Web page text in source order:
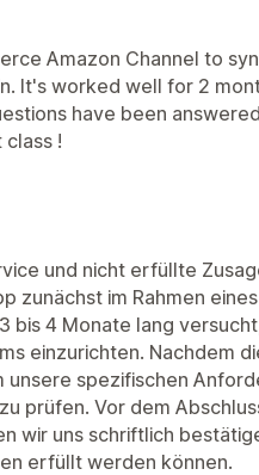
Amazon Channel to
It's worked well for 2
have been
!
und nicht erfüllte
zunächst im Rahmen
bis 4 Monate lang
einzurichten. Nachdem
unsere spezifischen
prüfen. Vor dem
wir uns schriftlich
erfüllt werden können.